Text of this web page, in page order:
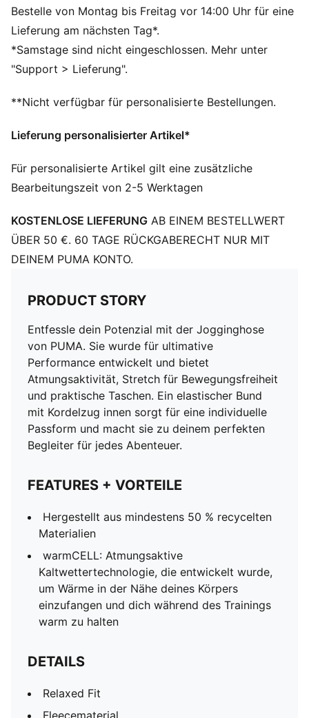
warmCELL: Atmungsaktive Kaltwettertechnologie, die
entwickelt wurde, um Wärme in der Nähe deines
Körpers einzufangen und dich während des Trainings
warm zu halten
DETAILS
Fleecematerial
Mittlere Bundhöhe
PUMA Branding-Details
Bestelle von Montag bis Freitag vor 14:00 Uhr für eine
Lieferung am nächsten Tag*.
*Samstage sind nicht eingeschlossen. Mehr unter
"Support > Lieferung".
**Nicht verfügbar für personalisierte Bestellungen.
Lieferung personalisierter Artikel*
Für personalisierte Artikel gilt eine zusätzliche
Bearbeitungszeit von 2-5 Werktagen
KOSTENLOSE LIEFERUNG AB EINEM BESTELLWERT
ÜBER 50 €. 60 TAGE RÜCKGABERECHT NUR MIT
DEINEM PUMA KONTO.
PRODUCT STORY
Entfessle dein Potenzial mit der Jogginghose
von PUMA. Sie wurde für ultimative
Performance entwickelt und bietet
Atmungsaktivität, Stretch für Bewegungsfreiheit
und praktische Taschen. Ein elastischer Bund
mit Kordelzug innen sorgt für eine individuelle
Passform und macht sie zu deinem perfekten
Begleiter für jedes Abenteuer.
FEATURES + VORTEILE
Hergestellt aus mindestens 50 % recycelten
Materialien
warmCELL: Atmungsaktive
Kaltwettertechnologie, die entwickelt wurde,
um Wärme in der Nähe deines Körpers
einzufangen und dich während des Trainings
warm zu halten
DETAILS
Relaxed Fit
Fleecematerial